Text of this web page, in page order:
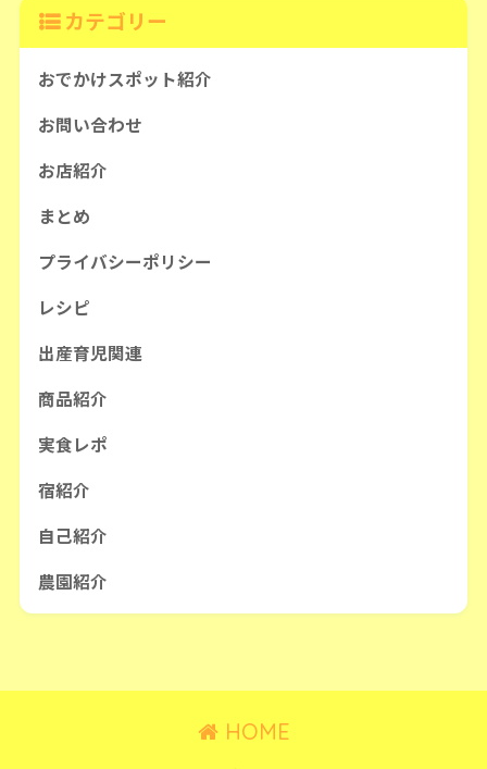
カテゴリー
おでかけスポット紹介
お問い合わせ
お店紹介
まとめ
プライバシーポリシー
レシピ
出産育児関連
商品紹介
実食レポ
宿紹介
自己紹介
農園紹介
HOME